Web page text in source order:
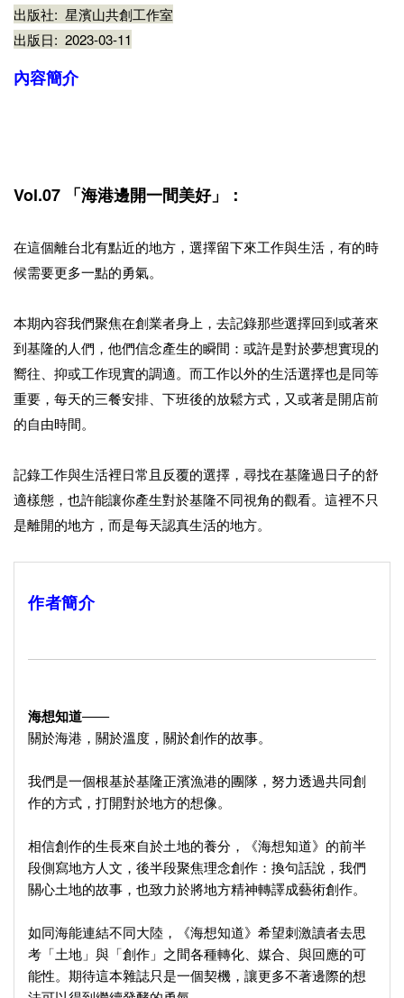
出版社: 星濱山共創工作室
出版日: 2023-03-11
內容簡介
Vol.07 「海港邊開一間美好」：
在這個離台北有點近的地方，選擇留下來工作與生活， 有的時
候需要更多一點的勇氣。
本期內容我們聚焦在創業者身上， 去記錄那些選擇回到或著來
到基隆的人們，他們信念產生的瞬間： 或許是對於夢想實現的
嚮往、抑或工作現實的調適。 而工作以外的生活選擇也是同等
重要，每天的三餐安排、 下班後的放鬆方式，又或著是開店前
的自由時間。
記錄工作與生活裡日常且反覆的選擇， 尋找在基隆過日子的舒
適樣態， 也許能讓你產生對於基隆不同視角的觀看。這裡不只
是離開的地方， 而是每天認真生活的地方。
作者簡介
海想知道——
關於海港，關於溫度，關於創作的故事。
我們是一個根基於基隆正濱漁港的團隊，努力透過共同創
作的方式，打開對於地方的想像。
相信創作的生長來自於土地的養分，《海想知道》 的前半
段側寫地方人文，後半段聚焦理念創作：換句話說，我們
關心土地的故事，也致力於將地方精神轉譯成藝術創作。
如同海能連結不同大陸，《海想知道》希望刺激讀者去思
考「土地」與「創作」之間各種轉化、媒合、與回應的可
能性。期待這本雜誌只是一個契機，讓更多不著邊際的想